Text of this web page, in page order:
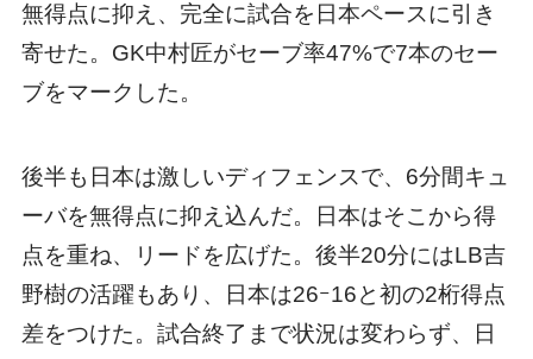
無得点に抑え、完全に試合を日本ペースに引き
寄せた。GK中村匠がセーブ率47%で7本のセー
ブをマークした。
後半も日本は激しいディフェンスで、6分間キュ
ーバを無得点に抑え込んだ。日本はそこから得
点を重ね、リードを広げた。後半20分にはLB吉
野樹の活躍もあり、日本は26ｰ16と初の2桁得点
差をつけた。試合終了まで状況は変わらず、日